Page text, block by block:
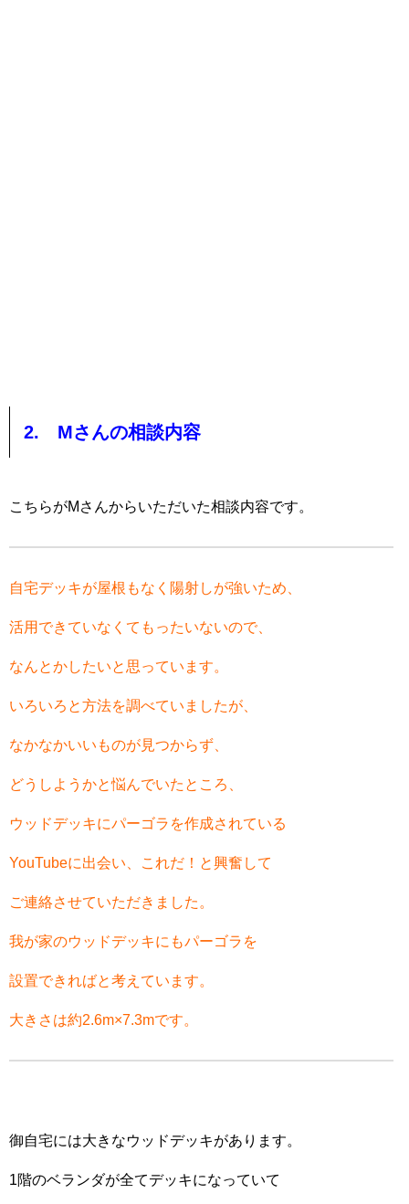
2. Mさんの相談内容
こちらがMさんからいただいた相談内容です。
自宅デッキが屋根もなく陽射しが強いため、
活用 できていなくてもったいないので、
なんとかしたいと思っています。
いろいろと方法を調べていましたが、
なかなかいいものが見つからず、
どうしようかと悩んでいたところ、
ウッドデッキにパーゴラを作成されている
YouTubeに出会い、これだ！ と興奮して
ご連絡させていただきました。
我が家のウッドデッキにもパーゴラを
設置できればと考えています。
大きさは約2.6m×7.3mです。
御自宅には大きなウッドデッキがあります。
1階のベランダが全てデッキになっていて